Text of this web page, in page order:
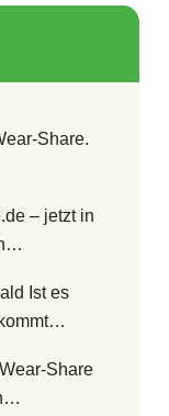
Share.
– jetzt in
Ist es
Share